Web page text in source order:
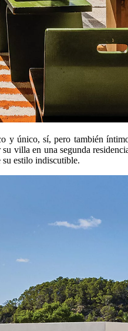
y único, sí, pero también
villa en una segunda
su estilo indiscutible.